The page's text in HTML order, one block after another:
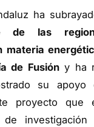
ha
de las
materia
de Fusióny ha
su apoyo
proyecto que
de investigación